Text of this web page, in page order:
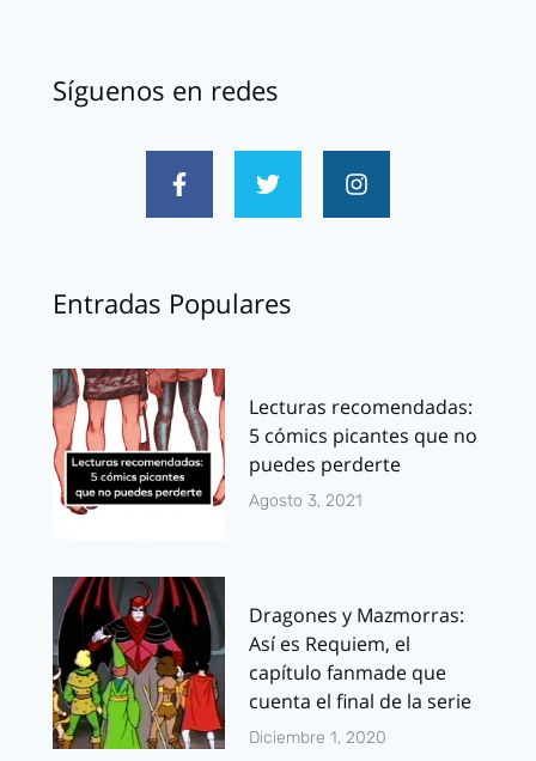
Síguenos en redes
Entradas Populares
Lecturas recomendadas:
5 cómics picantes que no
puedes perderte
Agosto 3, 2021
Dragones y Mazmorras:
Así es Requiem, el
capítulo fanmade que
cuenta el final de la serie
Diciembre 1, 2020